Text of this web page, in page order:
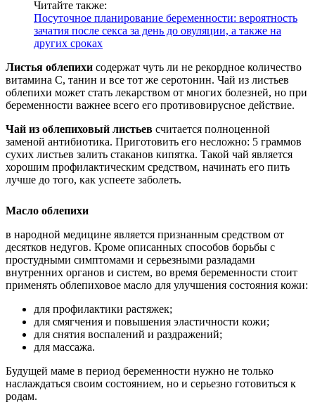
Читайте также:
Посуточное планирование беременности: вероятность
зачатия после секса за день до овуляции, а также на
других сроках
Листья облепихи содержат чуть ли не рекордное количество
витамина С, танин и все тот же серотонин. Чай из листьев
облепихи может стать лекарством от многих болезней, но при
беременности важнее всего его противовирусное действие.
Чай из облепиховый листьев считается полноценной
заменой антибиотика. Приготовить его несложно: 5 граммов
сухих листьев залить стаканов кипятка. Такой чай является
хорошим профилактическим средством, начинать его пить
лучше до того, как успеете заболеть.
Масло облепихи
в народной медицине является признанным средством от
десятков недугов. Кроме описанных способов борьбы с
простудными симптомами и серьезными разладами
внутренних органов и систем, во время беременности стоит
применять облепиховое масло для улучшения состояния кожи:
для профилактики растяжек;
для смягчения и повышения эластичности кожи;
для снятия воспалений и раздражений;
для массажа.
Будущей маме в период беременности нужно не только
наслаждаться своим состоянием, но и серьезно готовиться к
родам.